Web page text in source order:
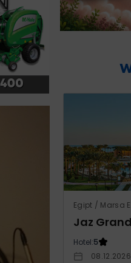
Egipt / Marsa
Hotel:5